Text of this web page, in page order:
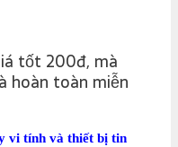
tốt 200đ, mà
hoàn toàn miễn
vi tính và thiết bị tin